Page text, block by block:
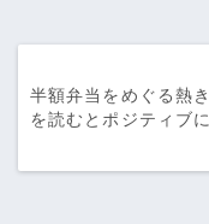
半額弁当をめぐる熱
を読むとポジティブ